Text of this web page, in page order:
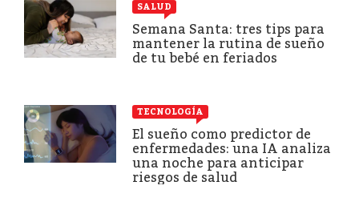
SALUD
Semana Santa: tres tips para
mantener la rutina de sueño
de tu bebé en feriados
TECNOLOGÍA
El sueño como predictor de
enfermedades: una IA analiza
una noche para anticipar
riesgos de salud